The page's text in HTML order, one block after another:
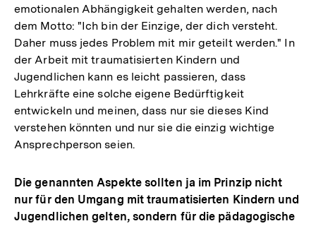
emotionalen Abhängigkeit gehalten werden, nach
dem Motto: "Ich bin der Einzige, der dich versteht.
Daher muss jedes Problem mit mir geteilt werden." In
der Arbeit mit traumatisierten Kindern und
Jugendlichen kann es leicht passieren, dass
Lehrkräfte eine solche eigene Bedürftigkeit
entwickeln und meinen, dass nur sie dieses Kind
verstehen könnten und nur sie die einzig wichtige
Ansprechperson seien.
Die genannten Aspekte sollten ja im Prinzip nicht
nur für den Umgang mit traumatisierten Kindern und
Jugendlichen gelten, sondern für die pädagogische